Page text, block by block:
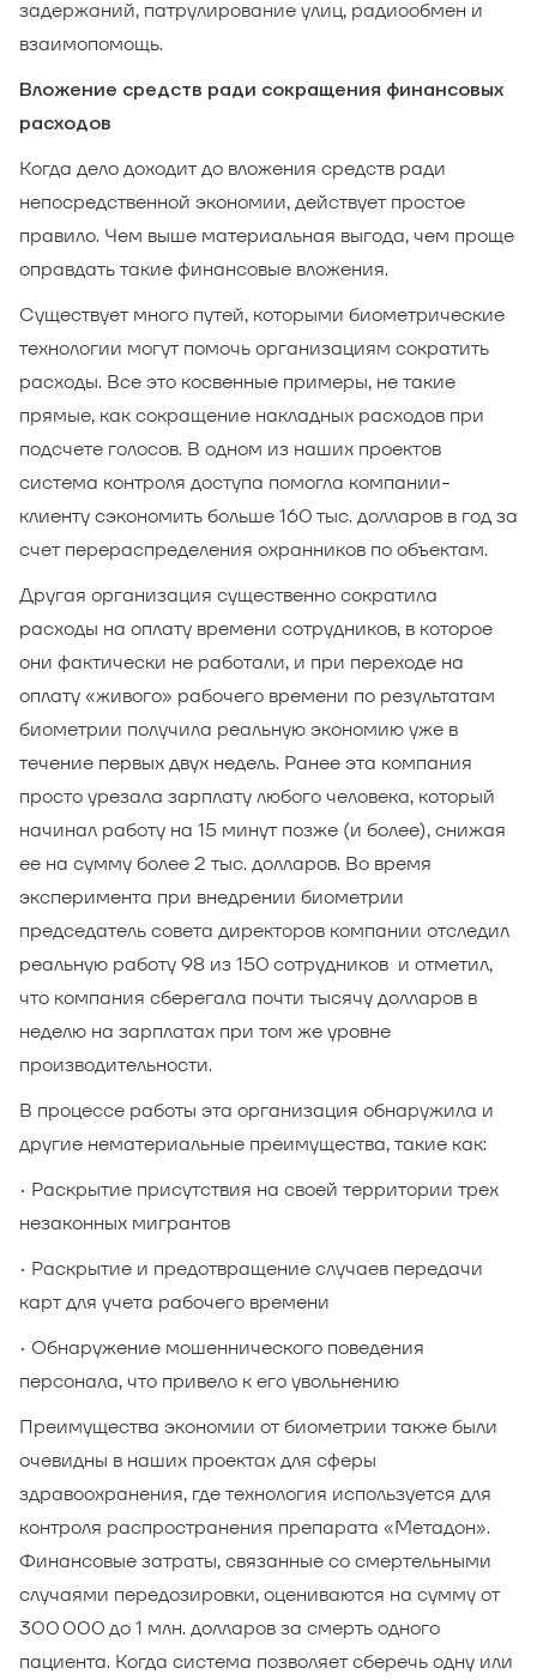
задержаний, патрулирование улиц, радиообмен и
взаимопомощь.
Вложение средств ради сокращения финансовых
расходов
Когда дело доходит до вложения средств ради
непосредственной экономии, действует простое
правило. Чем выше материальная выгода, чем проще
оправдать такие финансовые вложения.
Существует много путей, которыми биометрические
технологии могут помочь организациям сократить
расходы. Все это косвенные примеры, не такие
прямые, как сокращение накладных расходов при
подсчете голосов. В одном из наших проектов
система контроля доступа помогла компании-
клиенту сэкономить больше 160 тыс. долларов в год за
счет перераспределения охранников по объектам.
Другая организация существенно сократила
расходы на оплату времени сотрудников, в которое
они фактически не работали, и при переходе на
оплату «живого» рабочего времени по результатам
биометрии получила реальную экономию уже в
течение первых двух недель. Ранее эта компания
просто урезала зарплату любого человека, который
начинал работу на 15 минут позже (и более), снижая
ее на сумму более 2 тыс. долларов. Во время
эксперимента при внедрении биометрии
председатель совета директоров компании отследил
реальную работу 98 из 150 сотрудников и отметил,
что компания сберегала почти тысячу долларов в
неделю на зарплатах при том же уровне
производительности.
В процессе работы эта организация обнаружила и
другие нематериальные преимущества, такие как:
• Раскрытие присутствия на своей территории трех
незаконных мигрантов
• Раскрытие и предотвращение случаев передачи
карт для учета рабочего времени
• Обнаружение мошеннического поведения
персонала, что привело к его увольнению
Преимущества экономии от биометрии также были
очевидны в наших проектах для сферы
здравоохранения, где технология используется для
контроля распространения препарата «Метадон».
Финансовые затраты, связанные со смертельными
случаями передозировки, оцениваются на сумму от
300 000 до 1 млн. долларов за смерть одного
пациента. Когда система позволяет сберечь одну или